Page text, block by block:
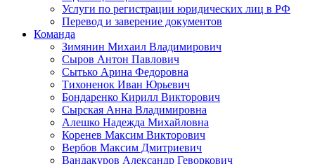
Услуги по регистрации юридических лиц в РФ
Перевод и заверение документов
Команда
Зимянин Михаил Владимирович
Сыров Антон Павлович
Сытько Арина Федоровна
Тихоненок Иван Юрьевич
Бондаренко Кирилл Викторович
Сырская Анна Владимировна
Алешко Надежда Михайловна
Коренев Максим Викторович
Вербов Максим Дмитриевич
Вандакуров Александр Геворкович